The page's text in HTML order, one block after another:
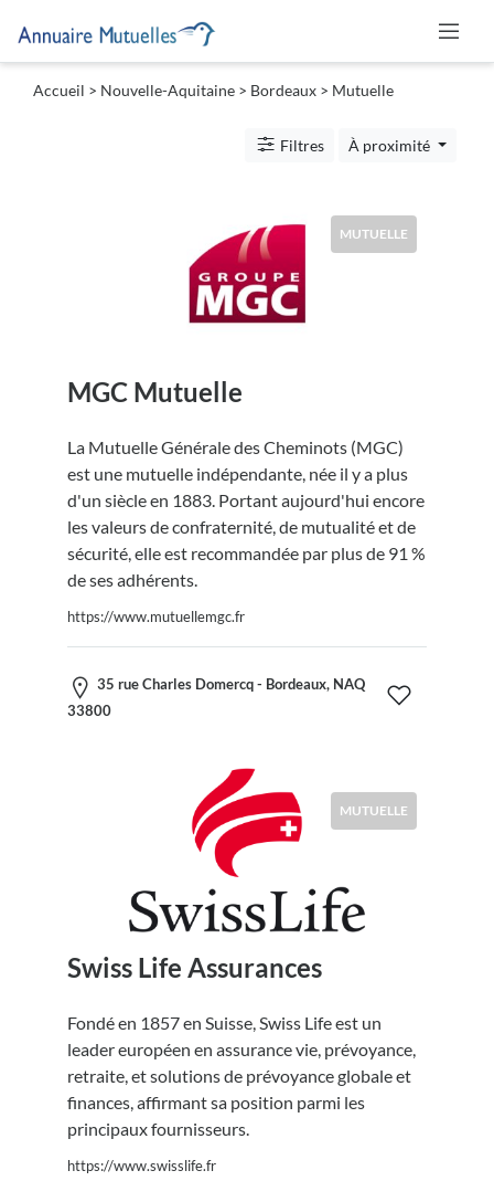
Accueil > Nouvelle-Aquitaine > Bordeaux > Mutuelle
Filtres À proximité
MUTUELLE
MGC Mutuelle
La Mutuelle Générale des Cheminots (MGC)
est une mutuelle indépendante, née il y a plus
d'un siècle en 1883. Portant aujourd'hui encore
les valeurs de confraternité, de mutualité et de
sécurité, elle est recommandée par plus de 91 %
de ses adhérents.
https://www.mutuellemgc.fr
35 rue Charles Domercq - Bordeaux, NAQ
33800
MUTUELLE
Swiss Life Assurances
Fondé en 1857 en Suisse, Swiss Life est un
leader européen en assurance vie, prévoyance,
retraite, et solutions de prévoyance globale et
finances, affirmant sa position parmi les
principaux fournisseurs.
https://www.swisslife.fr